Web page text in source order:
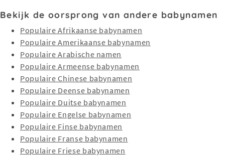
Bekijk de oorsprong van andere babynamen
Populaire Afrikaanse babynamen
Populaire Amerikaanse babynamen
Populaire Arabische namen
Populaire Armeense babynamen
Populaire Chinese babynamen
Populaire Deense babynamen
Populaire Duitse babynamen
Populaire Engelse babynamen
Populaire Finse babynamen
Populaire Franse babynamen
Populaire Friese babynamen